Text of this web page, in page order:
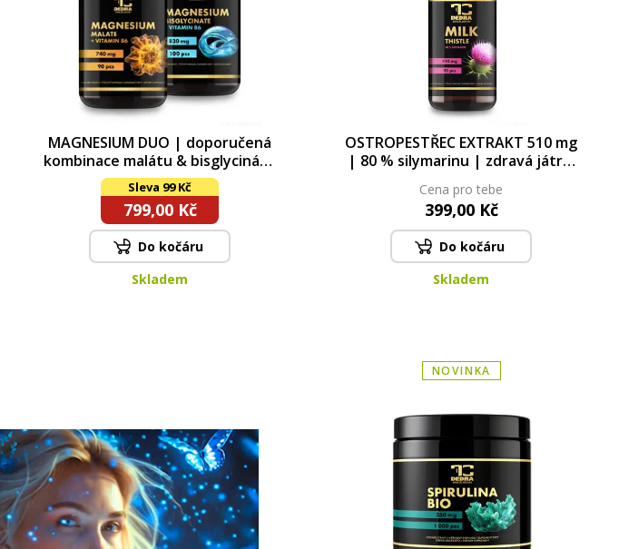
MAGNESIUM DUO | doporučená
kombinace malátu & bisglycinátu
doplněná o vitamin B6
Sleva 99 Kč
799,00 Kč
Do kočáru
Skladem
OSTROPESTŘEC EXTRAKT 510 mg
| 80 % silymarinu | zdravá játra,
54,9 g
Cena pro tebe
399,00 Kč
Do kočáru
Skladem
NOVINKA